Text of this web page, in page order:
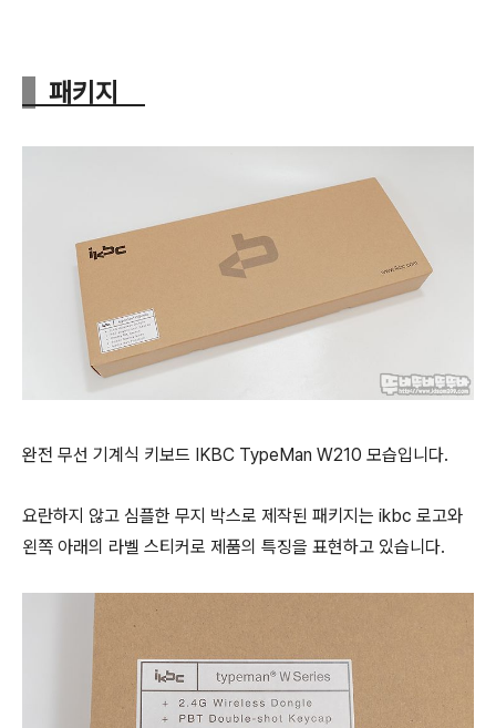
패키지
완전 무선 기계식 키보드 IKBC TypeMan W210 모습입니다.
요란하지 않고 심플한 무지 박스로 제작된 패키지는 ikbc 로고와
왼쪽 아래의 라벨 스티커로 제품의 특징을 표현하고 있습니다.